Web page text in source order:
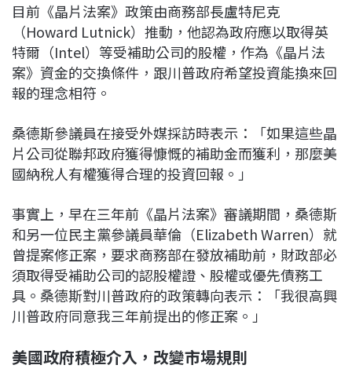
目前《晶片法案》政策由商務部長盧特尼克
（Howard Lutnick）推動，他認為政府應以取得英
特爾（Intel）等受補助公司的股權，作為《晶片法
案》資金的交換條件，跟川普政府希望投資能換來回
報的理念相符。
桑德斯參議員在接受外媒採訪時表示：「如果這些晶
片公司從聯邦政府獲得慷慨的補助金而獲利，那麼美
國納稅人有權獲得合理的投資回報。」
事實上，早在三年前《晶片法案》審議期間，桑德斯
和另一位民主黨參議員華倫（Elizabeth Warren）就
曾提案修正案，要求商務部在發放補助前，財政部必
須取得受補助公司的認股權證、股權或優先債務工
具。桑德斯對川普政府的政策轉向表示：「我很高興
川普政府同意我三年前提出的修正案。」
美國政府積極介入，改變市場規則